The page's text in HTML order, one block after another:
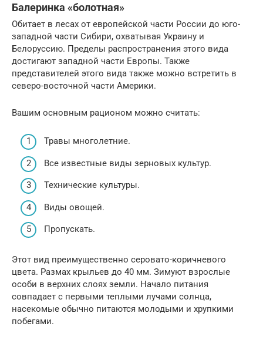
Балеринка «болотная»
Обитает в лесах от европейской части России до юго-
западной части Сибири, охватывая Украину и
Белоруссию. Пределы распространения этого вида
достигают западной части Европы. Также
представителей этого вида также можно встретить в
северо-восточной части Америки.
Вашим основным рационом можно считать:
Травы многолетние.
Все известные виды зерновых культур.
Технические культуры.
Виды овощей.
Пропускать.
Этот вид преимущественно серовато-коричневого
цвета. Размах крыльев до 40 мм. Зимуют взрослые
особи в верхних слоях земли. Начало питания
совпадает с первыми теплыми лучами солнца,
насекомые обычно питаются молодыми и хрупкими
побегами.